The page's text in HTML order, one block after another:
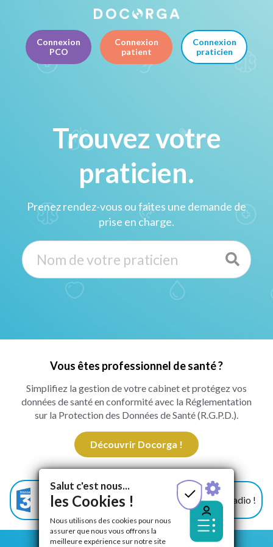
Connexion
PCO
Connexion
patient
Connexion
praticien
Trouvez votre
praticien.
Prenez rendez-vous ou faites une demande de
prise en charge.
Vous êtes professionnel de santé ?
Simplifiez la gestion de votre cabinet et protégez vos
données de santé en conformité avec la Réglementation
sur la Protection des Données de Santé (R.G.P.D.).
Découvrir Docorga !
Docorga sur France 3
!
Docorga à la radio !
Salut c'est nous...
les Cookies !
Nous utilisons des cookies pour nous
assurer que nous vous offrons la
meilleure expérience sur notre site